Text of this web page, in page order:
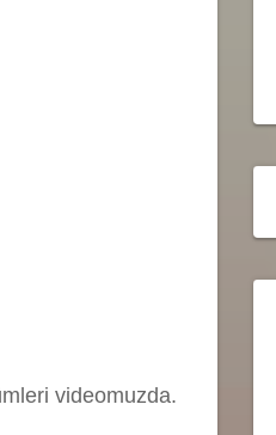
videomuzda.